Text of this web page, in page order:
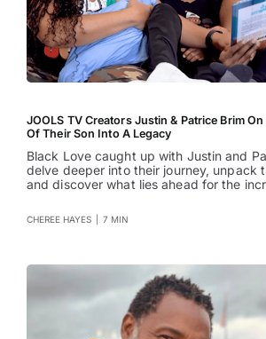
JOOLS TV Creators Justin & Patrice Brim
Of Their Son Into A Legacy
Black Love caught up with Justin and
delve deeper into their journey, unpack
and discover what lies ahead for the
CHEREE HAYES 7 MIN